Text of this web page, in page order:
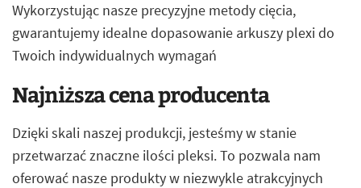
Wykorzystując nasze precyzyjne metody cięcia,
gwarantujemy idealne dopasowanie arkuszy plexi do
Twoich indywidualnych wymagań
Najniższa cena producenta
Dzięki skali naszej produkcji, jesteśmy w stanie
przetwarzać znaczne ilości pleksi. To pozwala nam
oferować nasze produkty w niezwykle atrakcyjnych